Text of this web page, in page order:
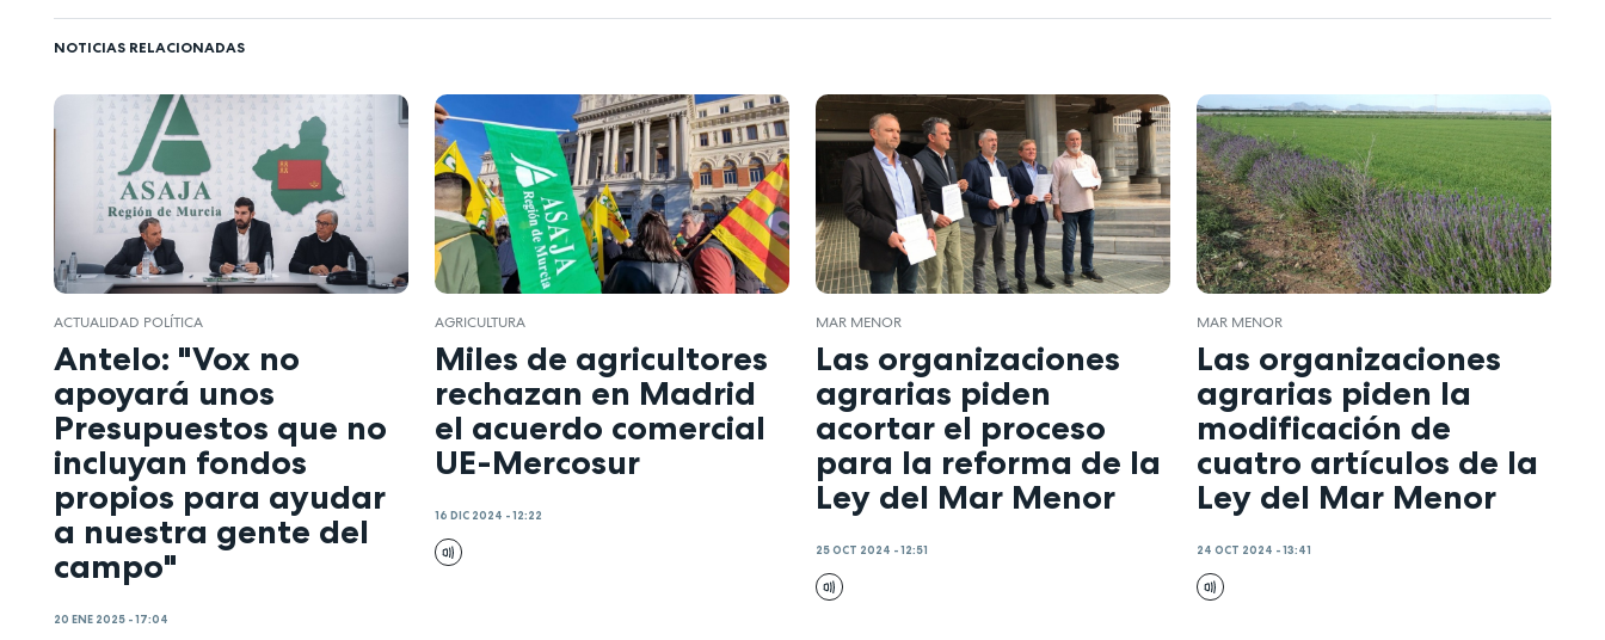
NOTICIAS RELACIONADAS
ACTUALIDAD POLÍTICA
Antelo: "Vox no
apoyará unos
Presupuestos que no
incluyan fondos
propios para ayudar
a nuestra gente del
campo"
20 ENE 2025 - 17:04
AGRICULTURA
Miles de agricultores
rechazan en Madrid
el acuerdo comercial
UE-Mercosur
16 DIC 2024 - 12:22
MAR MENOR
Las organizaciones
agrarias piden
acortar el proceso
para la reforma de la
Ley del Mar Menor
25 OCT 2024 - 12:51
MAR MENOR
Las organizaciones
agrarias piden la
modificación de
cuatro artículos de la
Ley del Mar Menor
24 OCT 2024 - 13:41